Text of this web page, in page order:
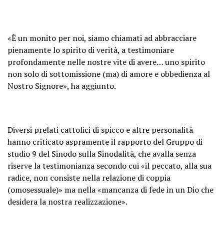
«È un monito per noi, siamo chiamati ad abbracciare
pienamente lo spirito di verità, a testimoniare
profondamente nelle nostre vite di avere… uno spirito
non solo di sottomissione (ma) di amore e obbedienza al
Nostro Signore», ha aggiunto.
Diversi prelati cattolici di spicco e altre personalità
hanno criticato aspramente il rapporto del Gruppo di
studio 9 del Sinodo sulla Sinodalità, che avalla senza
riserve la testimonianza secondo cui «il peccato, alla sua
radice, non consiste nella relazione di coppia
(omosessuale)» ma nella «mancanza di fede in un Dio che
desidera la nostra realizzazione».